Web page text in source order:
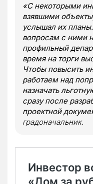
«С некоторыми
взявшими
услышал их
вопросам с ними
профильный
время на торги
Чтобы повысить
работаем над
назначать
сразу после
проектной
градоначальник.